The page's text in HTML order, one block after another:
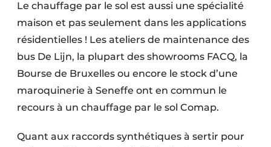
Le chauffage par le sol est aussi une spécialité
maison et pas seulement dans les applications
résidentielles ! Les ateliers de maintenance des
bus De Lijn, la plupart des showrooms FACQ, la
Bourse de Bruxelles ou encore le stock d’une
maroquinerie à Seneffe ont en commun le
recours à un chauffage par le sol Comap.
Quant aux raccords synthétiques à sertir pour